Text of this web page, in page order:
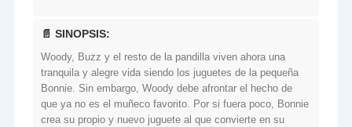
📄 SINOPSIS:
Woody, Buzz y el resto de la pandilla viven ahora una
tranquila y alegre vida siendo los juguetes de la pequeña
Bonnie. Sin embargo, Woody debe afrontar el hecho de
que ya no es el muñeco favorito. Por si fuera poco, Bonnie
crea su propio y nuevo juguete al que convierte en su